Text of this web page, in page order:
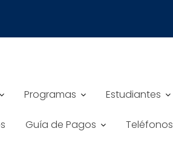
Programas Estudiantes
Guía de Pagos Teléfonos